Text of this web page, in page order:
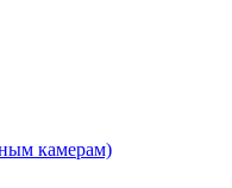
камерам)